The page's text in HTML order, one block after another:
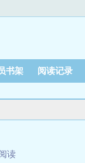
书架 阅读记录
读